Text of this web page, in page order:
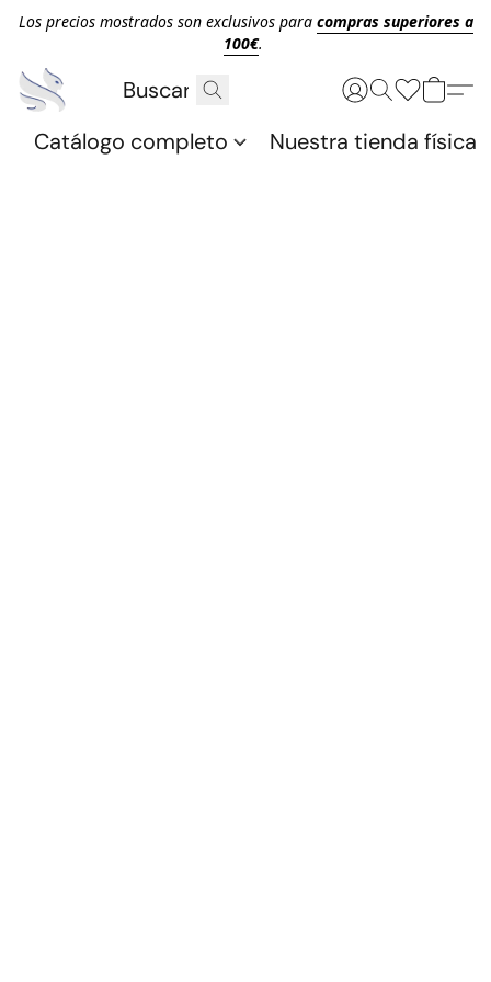
Los precios mostrados son exclusivos para compras superiores a
100€.
Catálogo completo Nuestra tienda física